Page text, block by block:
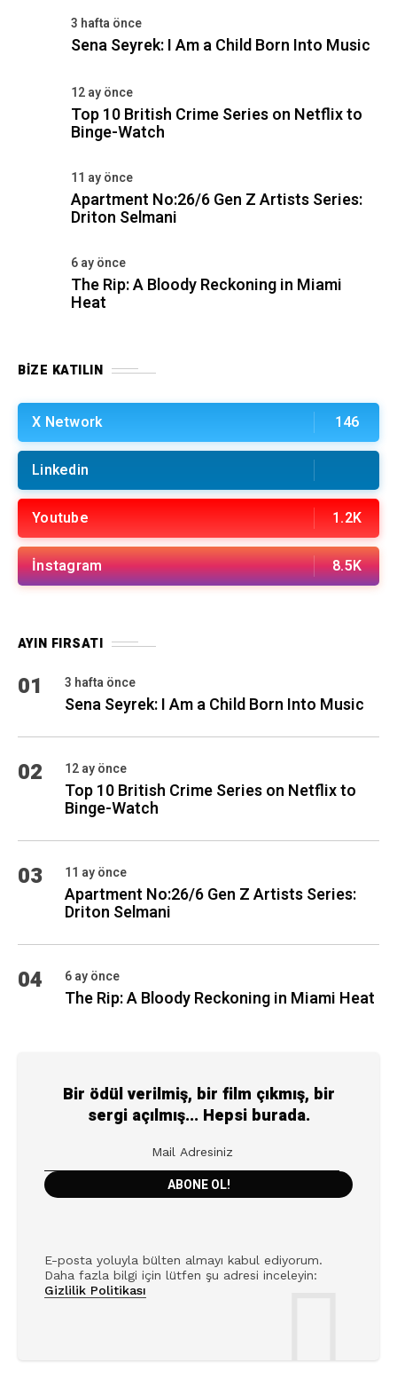
3 hafta önce
Sena Seyrek: I Am a Child Born Into Music
12 ay önce
Top 10 British Crime Series on Netflix to
Binge-Watch
11 ay önce
Apartment No:26/6 Gen Z Artists Series:
Driton Selmani
6 ay önce
The Rip: A Bloody Reckoning in Miami
Heat
BIZE KATILIN
X Network 146
Linkedin
Youtube 1.2K
İnstagram 8.5K
AYIN FIRSATI
01 3 hafta önce
Sena Seyrek: I Am a Child Born Into Music
02 12 ay önce
Top 10 British Crime Series on Netflix to
Binge-Watch
03 11 ay önce
Apartment No:26/6 Gen Z Artists Series:
Driton Selmani
04 6 ay önce
The Rip: A Bloody Reckoning in Miami Heat
Bir ödül verilmiş, bir film çıkmış, bir
sergi açılmış... Hepsi burada.
E-posta yoluyla bülten almayı kabul ediyorum.
Daha fazla bilgi için lütfen şu adresi inceleyin:
Gizlilik Politikası